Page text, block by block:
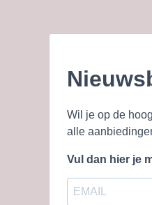
Wil je op de
alle
Vul dan hier je